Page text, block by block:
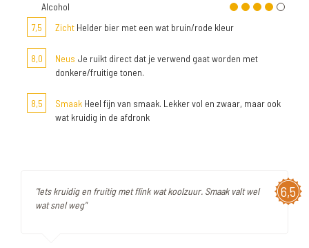
Alcohol
7,5
Zicht Helder bier met een wat bruin/rode kleur
8,0 Neus Je ruikt direct dat je verwend gaat worden met
donkere/fruitige tonen.
8,5 Smaak Heel fijn van smaak. Lekker vol en zwaar, maar ook
wat kruidig in de afdronk
6,5
"Iets kruidig en fruitig met flink wat koolzuur. Smaak valt wel
wat snel weg"